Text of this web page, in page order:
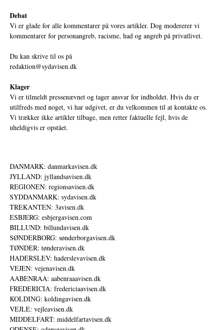
Debat
Vi er glade for alle kommentarer på vores artikler. Dog modererer vi
kommentarer for personangreb, racisme, had og angreb på privatlivet.
Du kan skrive til os på
redaktion@sydavisen.dk
Klager
Vi er tilmeldt pressenævnet og tager ansvar for indholdet. Hvis du er
utilfreds med noget, vi har udgivet, er du velkommen til at kontakte os.
Vi trækker ikke artikler tilbage, men retter faktuelle fejl, hvis de
uheldigvis er opstået.
DANMARK: danmarkavisen.dk
JYLLAND: jyllandsavisen.dk
REGIONEN: regionsavisen.dk
SYDDANMARK: sydavisen.dk
TREKANTEN: 3avisen.dk
ESBJERG: esbjergavisen.com
BILLUND: billundavisen.dk
SØNDERBORG: sønderborgavisen.dk
TØNDER: tønderavisen.dk
HADERSLEV: haderslevavisen.dk
VEJEN: vejenavisen.dk
AABENRAA: aabenraaavisen.dk
FREDERICIA: fredericiaavisen.dk
KOLDING: koldingavisen.dk
VEJLE: vejleavisen.dk
MIDDELFART: middelfartavisen.dk